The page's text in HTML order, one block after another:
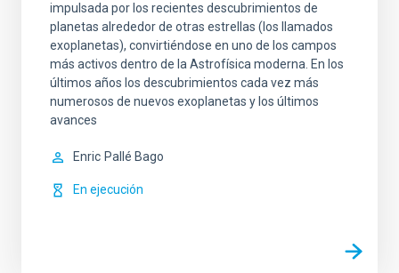
impulsada por los recientes descubrimientos de
planetas alrededor de otras estrellas (los llamados
exoplanetas), convirtiéndose en uno de los campos
más activos dentro de la Astrofísica moderna. En los
últimos años los descubrimientos cada vez más
numerosos de nuevos exoplanetas y los últimos
avances
Enric Pallé Bago
En ejecución